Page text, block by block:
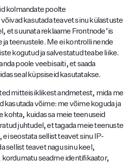
kolmandate poolte
kasutada teavet sinu külastuste
et suunata reklaame Frontnode’is
teenustele. Me ei kontrolli nende
kogutud ja salvestatud teabe liike.
poole veebisaiti, et saada
seal küpsiseid kasutatakse.
mitteisiklikest andmetest, mida me
kasutada võime: me võime koguda ja
kohta, kuidas sa meie teenuseid
juhtudel, et tagada meie teenuste
seostata sellist teavet sinu IP-
sellist teavet nagu sinu keel,
seadme identifikaator,